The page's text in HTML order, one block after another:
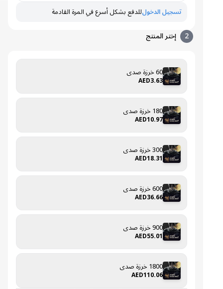
تسجيل الدخولللدفع بشكل أسرع في المرة القادمة
إختر المنتج
60 خرزة صدى
AED3.63
180 خرزة صدى
AED10.97
300 خرزة صدى
AED18.31
600 خرزة صدى
AED36.66
900 خرزة صدى
AED55.01
1800 خرزة صدى
AED110.06